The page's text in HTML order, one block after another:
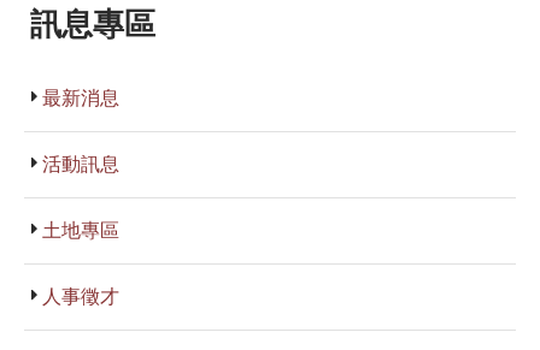
訊息專區
最新消息
活動訊息
土地專區
人事徵才